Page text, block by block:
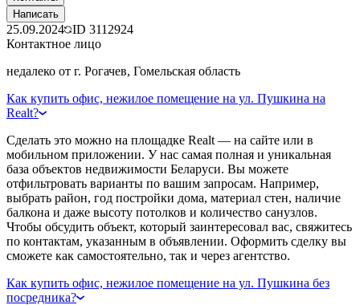
Написать
25.09.2024 ID 3112924
Контактное лицо
недалеко от г. Рогачев, Гомельская область
Как купить офис, нежилое помещение на ул. Пушкина на
Realt?
Сделать это можно на площадке Realt — на сайте или в
мобильном приложении. У нас самая полная и уникальная
база объектов недвижимости Беларуси. Вы можете
отфильтровать варианты по вашим запросам. Например,
выбрать район, год постройки дома, материал стен, наличие
балкона и даже высоту потолков и количество санузлов.
Чтобы обсудить объект, который заинтересовал вас, свяжитесь
по контактам, указанным в объявлении. Оформить сделку вы
сможете как самостоятельно, так и через агентство.
Как купить офис, нежилое помещение на ул. Пушкина без
посредника?